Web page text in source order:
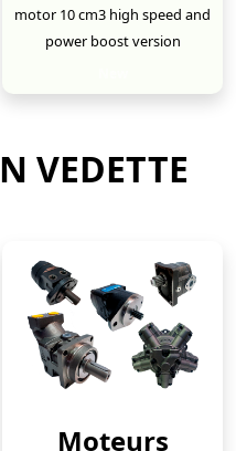
motor 10 cm3 high speed and
power boost version
VEDETTE
Moteurs